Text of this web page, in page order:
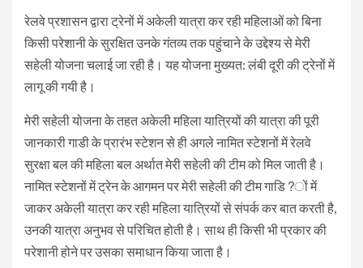
रेलवे प्रशासन द्वारा ट्रेनों में अकेली यात्रा कर रही महिलाओं को बिना
किसी परेशानी के सुरक्षित उनके गंतव्य तक पहुंचाने के उद्देश्य से मेरी
सहेली योजना चलाई जा रही है। यह योजना मुख्यत: लंबी दूरी की ट्रेनों में
लागू की गयी है।
मेरी सहेली योजना के तहत अकेली महिला यात्रियों की यात्रा की पूरी
जानकारी गाडी के प्रारंभ स्टेशन से ही अगले नामित स्टेशनों में रेलवे
सुरक्षा बल की महिला बल अर्थात मेरी सहेली की टीम को मिल जाती है।
नामित स्टेशनों में ट्रेन के आगमन पर मेरी सहेली की टीम गाडि?ों में
जाकर अकेली यात्रा कर रही महिला यात्रियों से संपर्क कर बात करती है,
उनकी यात्रा अनुभव से परिचित होती है। साथ ही किसी भी प्रकार की
परेशानी होने पर उसका समाधान किया जाता है।